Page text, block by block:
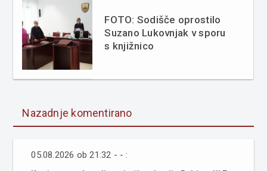
FOTO: Sodišče oprostilo
Suzano Lukovnjak v sporu
s knjižnico
Nazadnje komentirano
05.08.2026 ob 21:32 - - :